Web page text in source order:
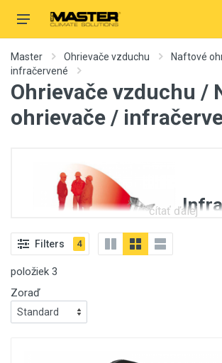
Master Ohrievače vzduchu
Naftové
infračervené
Ohrievače vzduchu /
ohrievače /
ohrievače Master
dodávajú teplo rýchlo a priamo na také
to potrebné, bez akéhokoľvek pohybu
čítať ďalej
Filters 4
položiek 3
Zoraď